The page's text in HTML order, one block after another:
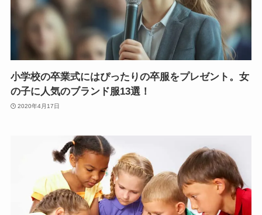
小学校の卒業式にはぴったりの卒服をプレゼント。女
の子に人気のブランド服13選！
2020年4月17日